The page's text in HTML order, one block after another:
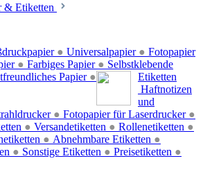
& Etiketten
● Universalpapier ●
● Farbiges Papier ●
Papier ●
Fotopapier
● Fotopapier für Laserdrucker ●
Selbstklebende
Etiketten
● Versandetiketten ● Rollenetiketten ●
● Abnehmbare Etiketten ●
● Sonstige Etiketten ● Preisetiketten ●
Haftnotizen
und